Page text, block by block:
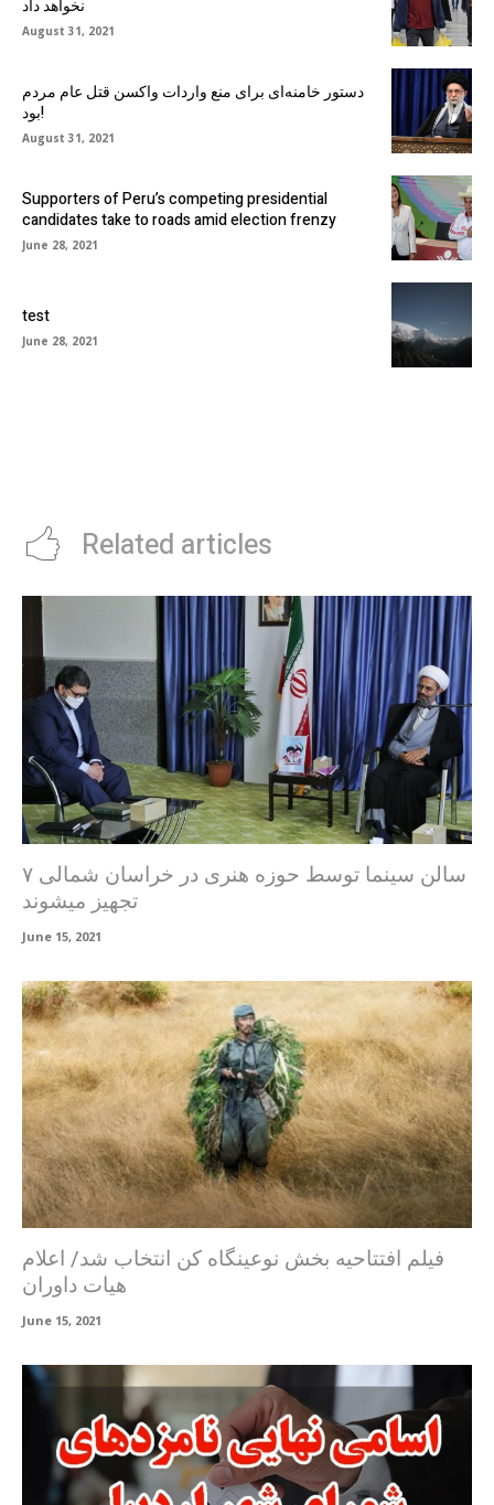
نخواهد داد
August 31, 2021
دستور خامنه‌ای برای منع واردات واکسن قتل عام مردم
بود!
August 31, 2021
Supporters of Peru’s competing presidential
candidates take to roads amid election frenzy
June 28, 2021
test
June 28, 2021
Related articles
۷ سالن سینما توسط حوزه هنری در خراسان شمالی
تجهیز میشوند
June 15, 2021
فیلم افتتاحیه بخش نوعینگاه کن انتخاب شد/ اعلام
هیات داوران
June 15, 2021